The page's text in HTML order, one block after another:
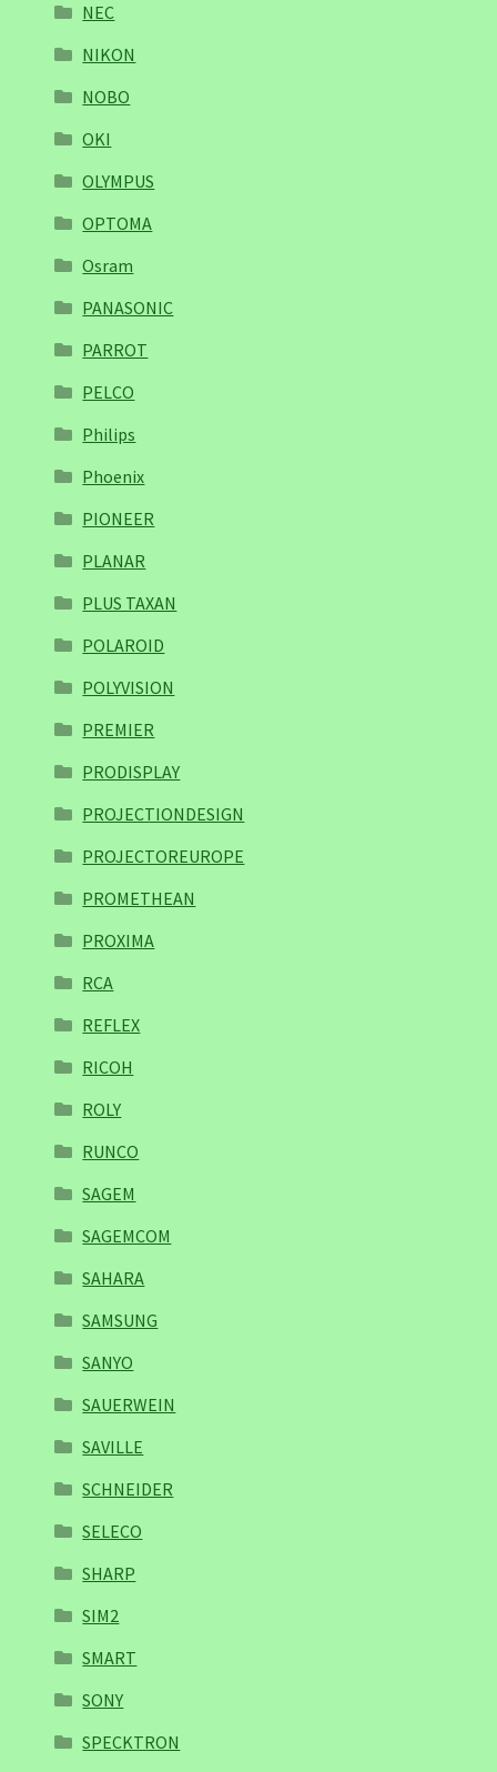
NEC
NIKON
NOBO
OKI
OLYMPUS
OPTOMA
Osram
PANASONIC
PARROT
PELCO
Philips
Phoenix
PIONEER
PLANAR
PLUS TAXAN
POLAROID
POLYVISION
PREMIER
PRODISPLAY
PROJECTIONDESIGN
PROJECTOREUROPE
PROMETHEAN
PROXIMA
RCA
REFLEX
RICOH
ROLY
RUNCO
SAGEM
SAGEMCOM
SAHARA
SAMSUNG
SANYO
SAUERWEIN
SAVILLE
SCHNEIDER
SELECO
SHARP
SIM2
SMART
SONY
SPECKTRON